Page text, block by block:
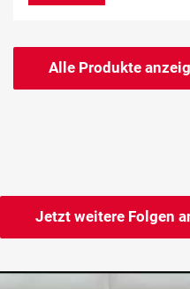
Alle Produkte
Jetzt weitere Folgen